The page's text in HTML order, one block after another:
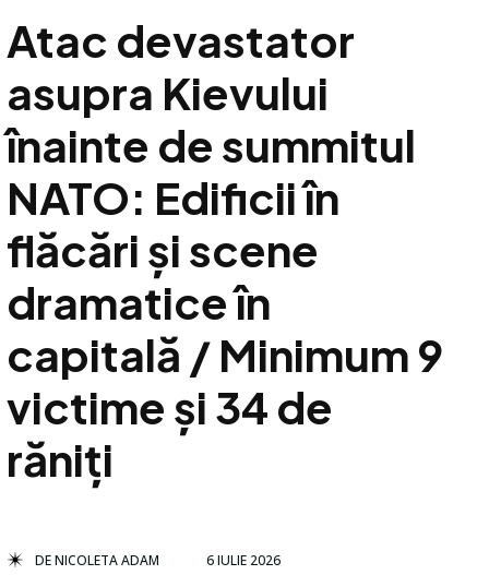
Atac devastator
asupra Kievului
înainte de summitul
NATO: Edificii în
flăcări și scene
dramatice în
capitală / Minimum 9
victime și 34 de
răniți
DENICOLETA ADAM 6 IULIE 2026